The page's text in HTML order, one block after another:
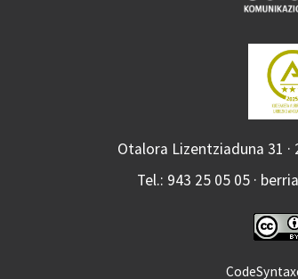
Otalora Lizentziaduna 31
Tel.: 943 25 05 05 ·